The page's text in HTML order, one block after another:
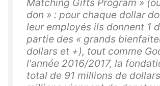
don » : pour chaque dollar
leur employés ils donnent 1
partie des « grands
dollars et +), tout comme
l'année 2016/2017, la
total de 91 millions de